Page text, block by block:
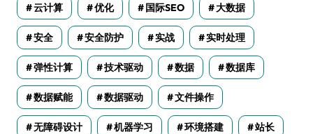
云计算 优化 国际SEO 大数据
安全 安全防护 实战 实时处理
弹性计算 技术驱动 数据 数据库
数据赋能 数据驱动 文件操作
无障碍设计 机器学习 环境搭建 站长